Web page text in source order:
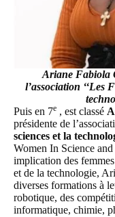
Ariane Fabiola
l’association ‘‘Les
Puis en 7e , est classé
présidente de
sciences et la
Women In Science
implication des
et de la technologie,
diverses formations à
robotique, des
informatique, chimie,